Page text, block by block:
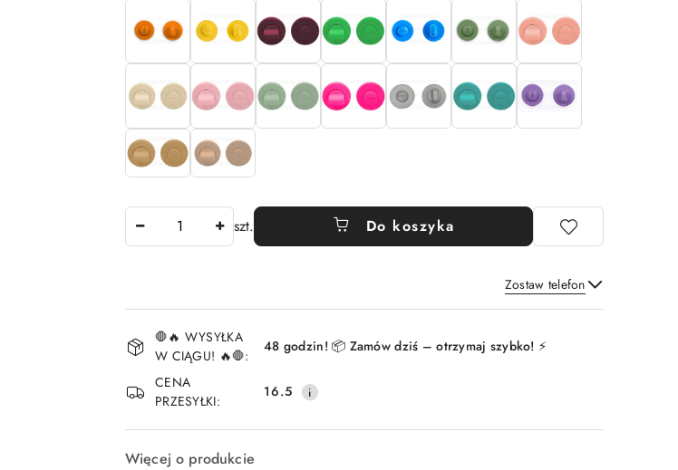
szt. Do koszyka
Zostaw telefon
Wyślij
Dostępność
i
dostawa
🛑🔥 WYSYŁKA
W CIĄGU! 🔥🛑:
48 godzin! 📦 Zamów dziś – otrzymaj szybko! ⚡
CENA
PRZESYŁKI:
16.5
Więcej o produkcie